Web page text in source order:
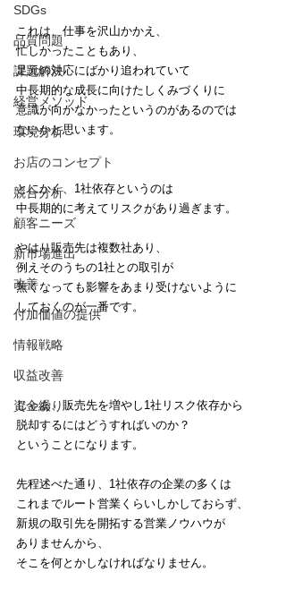
SDGs
品質問題
課題解決
経営メソッド
環境分析
お店のコンセプト
競合分析
顧客ニーズ
新市場進出
改善
付加価値の提供
情報戦略
収益改善
資金繰り
これは、仕事を沢山かかえ、
忙しかったこともあり、
足元の対応にばかり追われていて
中長期的な成長に向けたしくみづくりに
意識が向かなかったというのがあるのでは
ないかと思います。
とにかく、1社依存というのは
中長期的に考えてリスクがあり過ぎます。
やはり販売先は複数社あり、
例えそのうちの1社との取引が
無くなっても影響をあまり受けないように
しておくのが一番です。
じゃあ、販売先を増やし1社リスク依存から
脱却するにはどうすればいのか？
ということになります。
先程述べた通り、1社依存の企業の多くは
これまでルート営業くらいしかしておらず、
新規の取引先を開拓する営業ノウハウが
ありませんから、
そこを何とかしなければなりません。